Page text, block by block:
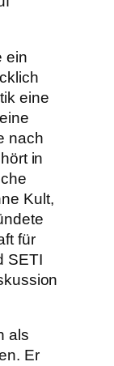
ein
eine
nach
in
Kult,
für
SETI
als
Er